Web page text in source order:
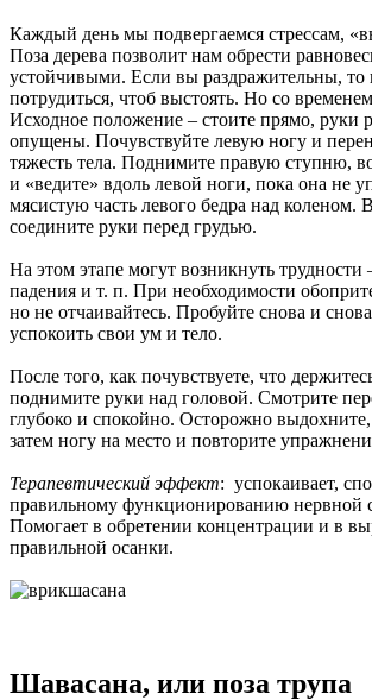
Каждый день мы подвергаемся стрессам,
Поза дерева позволит нам обрести
устойчивыми. Если вы раздражительны, то
потрудиться, чтоб выстоять. Но со временем
Исходное положение – стоите прямо, руки
опущены. Почувствуйте левую ногу и
тяжесть тела. Поднимите правую ступню,
и «ведите» вдоль левой ноги, пока она не
мясистую часть левого бедра над коленом.
соедините руки перед грудью.
На этом этапе могут возникнуть трудности
падения и т. п. При необходимости
но не отчаивайтесь. Пробуйте снова и
успокоить свои ум и тело.
После того, как почувствуете, что
поднимите руки над головой. Смотрите
глубоко и спокойно. Осторожно
затем ногу на место и повторите
Терапевтический эффект: успокаивает,
правильному функционированию нервной
Помогает в обретении концентрации и в
правильной осанки.
Шавасана, или поза трупа